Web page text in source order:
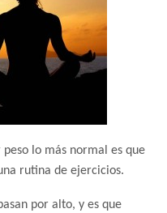
lo más normal es que
rutina de ejercicios.
por alto, y es que